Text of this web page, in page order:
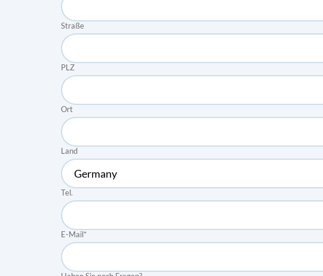
Straße
PLZ
Ort
Land
Tel.
E-Mail*